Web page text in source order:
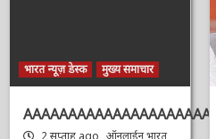
भारत न्यूज़ डेस्क मुख्य समाचार